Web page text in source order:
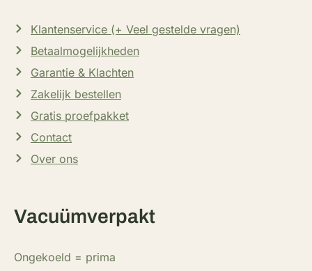
Klantenservice (+ Veel gestelde vragen)
Betaalmogelijkheden
Garantie & Klachten
Zakelijk bestellen
Gratis proefpakket
Contact
Over ons
Vacuümverpakt
Ongekoeld = prima